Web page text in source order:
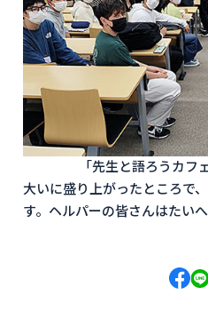
「先生と語ろうカフ
大いに盛り上がったところで
す。ヘルパーの皆さんはたい